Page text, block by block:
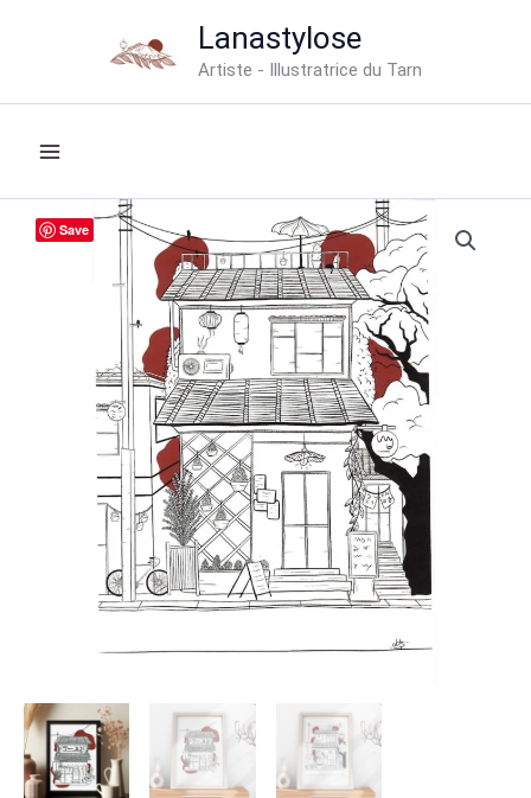
Lanastylose
Artiste - Illustratrice du Tarn
Save